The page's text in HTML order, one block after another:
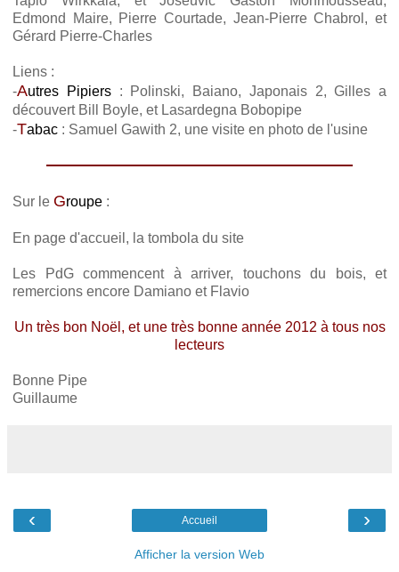
Edmond Maire, Pierre Courtade, Jean-Pierre Chabrol, et
Gérard Pierre-Charles
Liens :
-Autres Pipiers: Polinski, Baiano, Japonais 2, Gilles a
découvert Bill Boyle, et Lasardegna Bobopipe
-Tabac : Samuel Gawith 2, une visite en photo de l'usine
Sur le Groupe :
En page d'accueil, la tombola du site
Les PdG commencent à arriver, touchons du bois, et
remercions encore Damiano et Flavio
Un très bon Noël, et une très bonne année 2012 à tous nos
lecteurs
Bonne Pipe
Guillaume
‹ ›
Accueil
Afficher la version Web